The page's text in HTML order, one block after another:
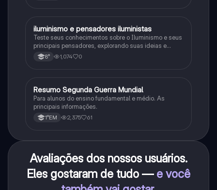
História
iluminismo e pensadores iluministas
Teste seus conhecimentos sobre o Iluminismo e seus
principais pensadores, explorando suas ideias e
impacto histórico.
8° 1,074 0
História
Resumo Segunda Guerra Mundial
Para alunos do ensino fundamental e médio. As
principais informações.
1°EM 2,375 61
Avaliações dos nossos usuários.
Eles gostaram de tudo — e você